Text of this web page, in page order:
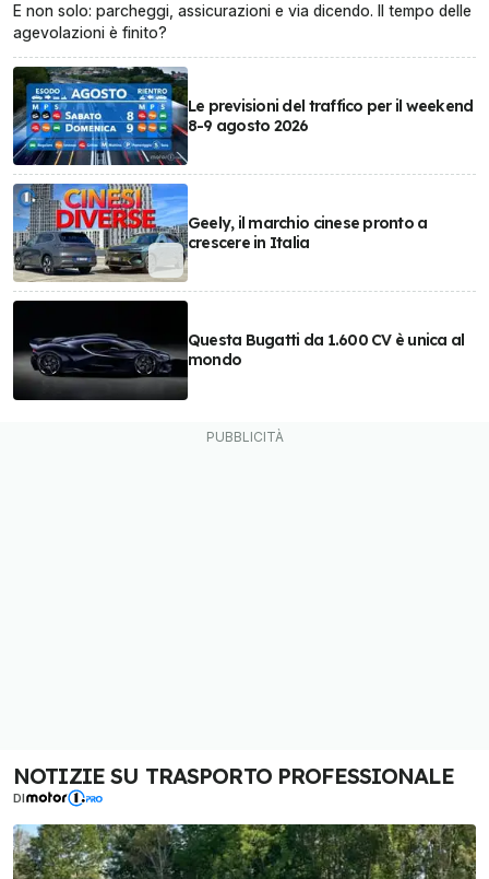
E non solo: parcheggi, assicurazioni e via dicendo. Il tempo delle
agevolazioni è finito?
Le previsioni del traffico per il weekend
8-9 agosto 2026
Geely, il marchio cinese pronto a
crescere in Italia
Questa Bugatti da 1.600 CV è unica al
mondo
NOTIZIE SU TRASPORTO PROFESSIONALE
DI